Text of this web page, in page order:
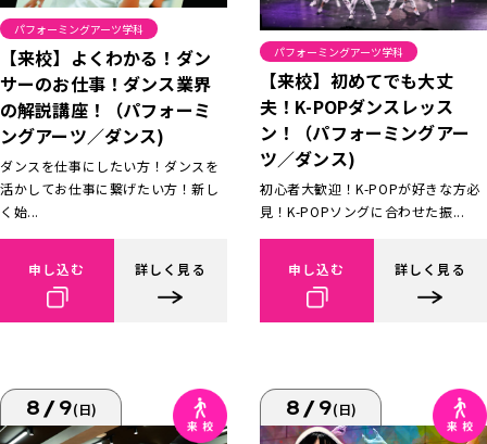
パフォーミングアーツ学科
【来校】よくわかる！ダン
サーのお仕事！ダンス業界
の解説講座！（パフォーミ
ングアーツ／ダンス)
ダンスを仕事にしたい方！ダンスを
活かしてお仕事に繋げたい方！新し
く始...
申し込む 詳しく見る
パフォーミングアーツ学科
【来校】初めてでも大丈
夫！K-POPダンスレッス
ン！（パフォーミングアー
ツ／ダンス)
初心者大歓迎！K-POPが好きな方必
見！K-POPソングに合わせた振...
申し込む 詳しく見る
8/9(日) 8/9(日)